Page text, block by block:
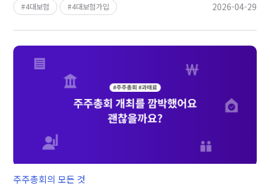
4대보험 4대보험가입 2026-04-29
주주총회의 모든 것